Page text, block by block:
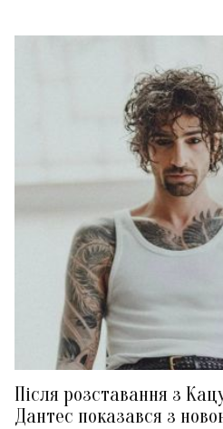
Після розставання з
Дантес показався з